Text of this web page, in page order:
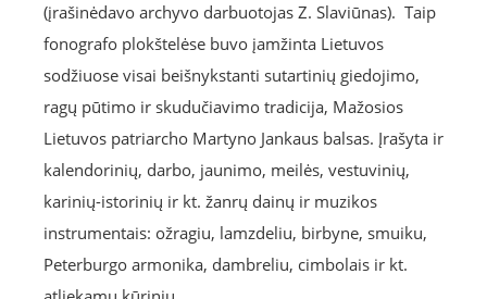
(įrašinėdavo archyvo darbuotojas Z. Slaviūnas). Taip
fonografo plokštelėse buvo įamžinta Lietuvos
sodžiuose visai beišnykstanti sutartinių giedojimo,
ragų pūtimo ir skudučiavimo tradicija, Mažosios
Lietuvos patriarcho Martyno Jankaus balsas. Įrašyta ir
kalendorinių, darbo, jaunimo, meilės, vestuvinių,
karinių-istorinių ir kt. žanrų dainų ir muzikos
instrumentais: ožragiu, lamzdeliu, birbyne, smuiku,
Peterburgo armonika, dambreliu, cimbolais ir kt.